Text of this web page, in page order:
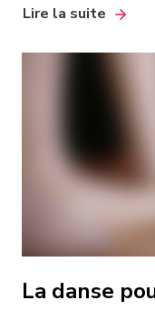
Lire la suite
La danse